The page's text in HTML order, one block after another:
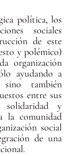
política, los
sociales
de este
y polémico)
organización
ayudando a
también
entre sus
solidaridad y
la comunidad
social
de una